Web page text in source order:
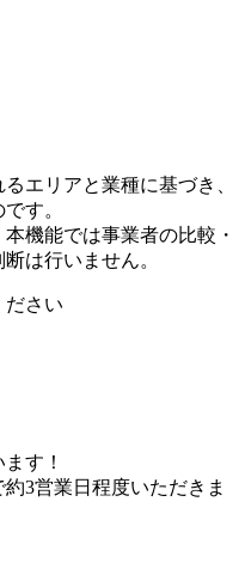
エリアと業種に基づき、
す。
機能では事業者の比較・
は行いません。
ださい
す！
3営業日程度いただきま